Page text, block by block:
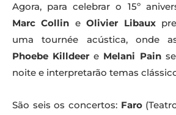
Agora, para celebrar o 15º
Marc Collin eOlivier Libaux
uma tournée acústica, onde
Phoebe Killdeer e Melani Pain
noite e interpretarão temas
São seis os concertos: Faro